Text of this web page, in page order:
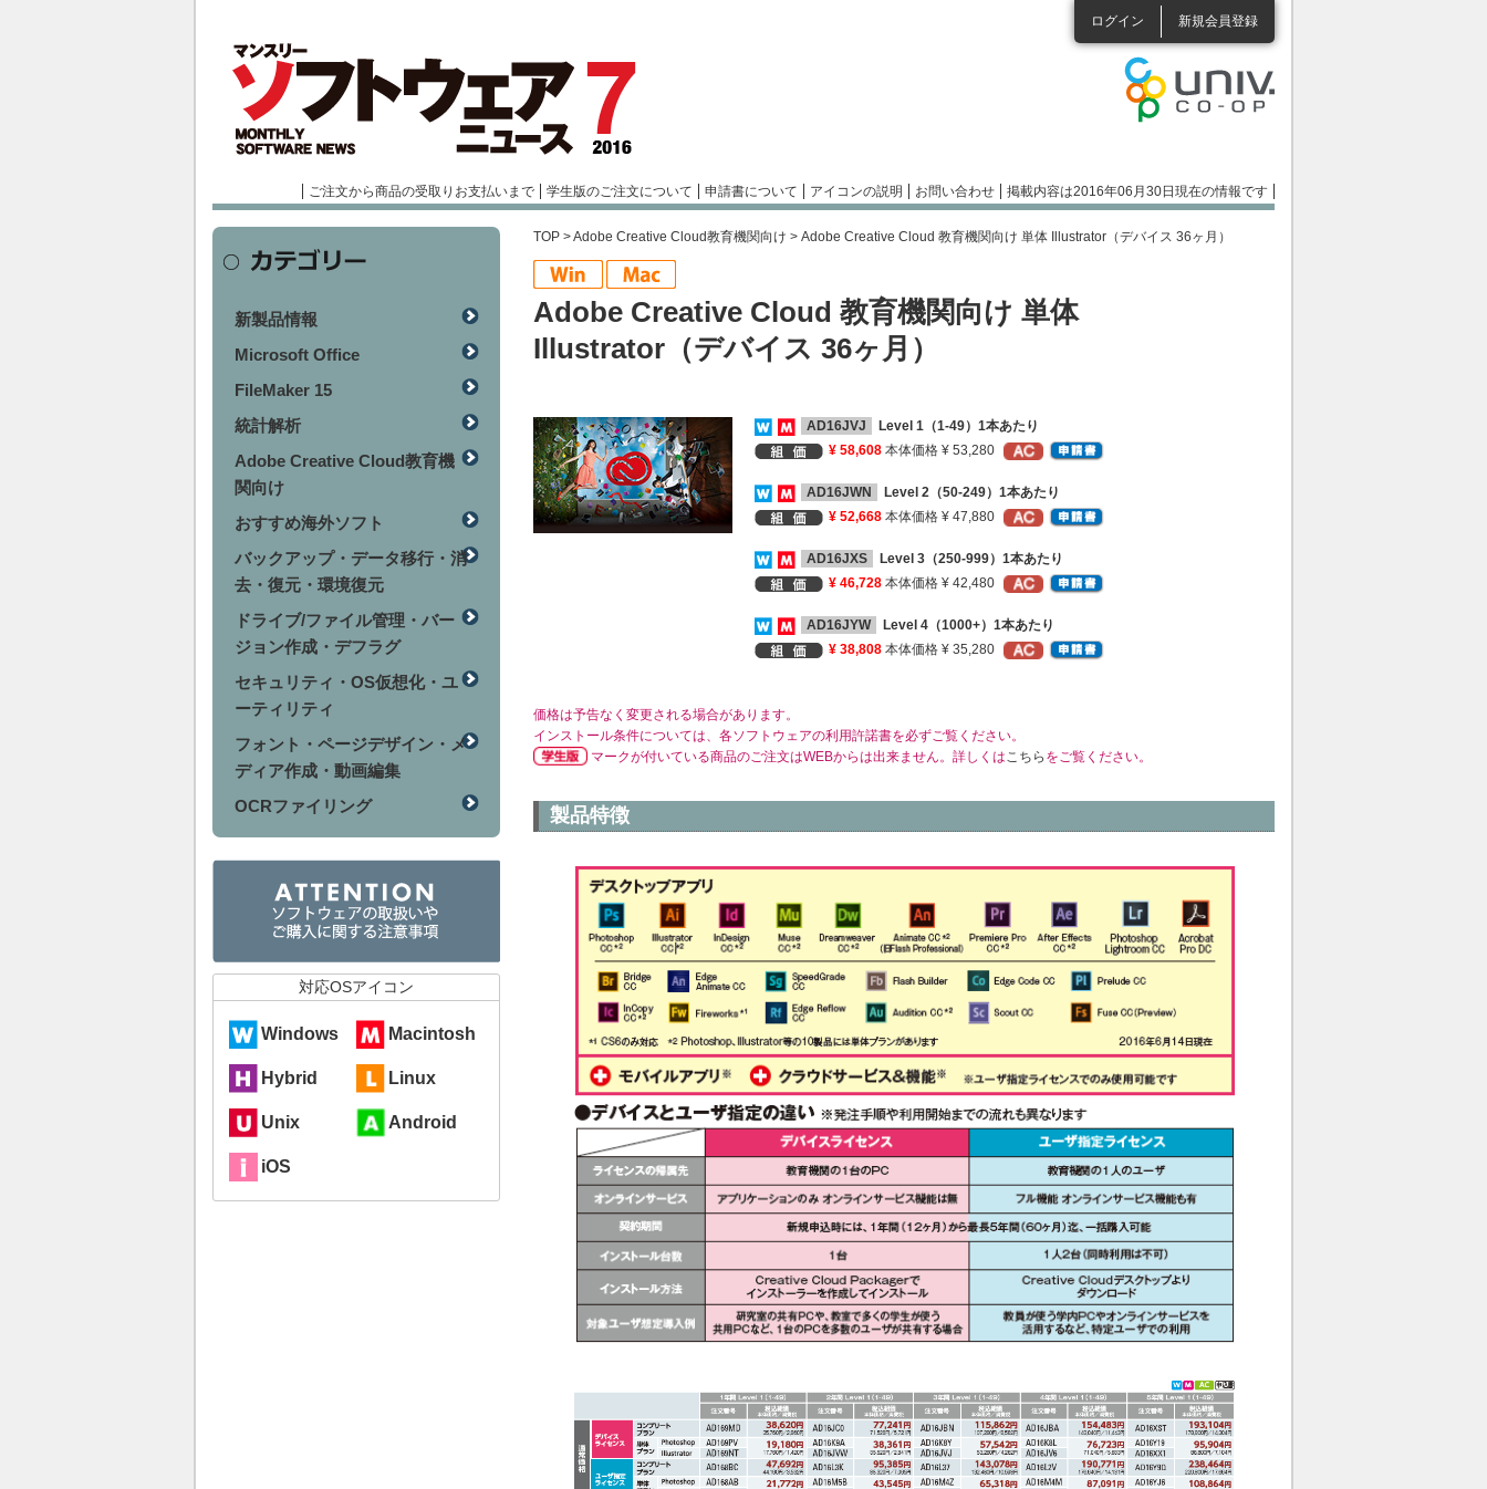
ログイン 新規会員登録
ご注文から商品の受取りお支払いまで 学生版のご注文について 申請書について アイコンの説明 お問い合わせ 掲載内容は2016年06月30日現在の情報です
TOP >Adobe Creative Cloud教育機関向け > Adobe Creative Cloud 教育機関向け 単体 Illustrator（デバイス 36ヶ月）
Adobe Creative Cloud 教育機関向け 単体
Illustrator（デバイス 36ヶ月）
AD16JVJ
Level 1（1-49）1本あたり
¥ 58,608 本体価格 ¥ 53,280
AD16JWN
Level 2（50-249）1本あたり
¥ 52,668 本体価格 ¥ 47,880
AD16JXS
Level 3（250-999）1本あたり
¥ 46,728 本体価格 ¥ 42,480
AD16JYW
Level 4（1000+）1本あたり
¥ 38,808 本体価格 ¥ 35,280
価格は予告なく変更される場合があります。
インストール条件については、各ソフトウェアの利用許諾書を必ずご覧ください。
マークが付いている商品のご注文はWEBからは出来ません。詳しくはこちら をご覧ください。
製品特徴
新製品情報
Microsoft Office
FileMaker 15
統計解析
Adobe Creative Cloud教育機
関向け
おすすめ海外ソフト
バックアップ・データ移行・消
去・復元・環境復元
ドライブ/ファイル管理・バー
ジョン作成・デフラグ
セキュリティ・OS仮想化・ユ
ーティリティ
フォント・ページデザイン・メ
ディア作成・動画編集
OCRファイリング
対応OSアイコン
Windows Macintosh
Hybrid Linux
Unix Android
iOS